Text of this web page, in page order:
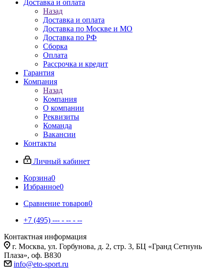
Доставка и оплата
Назад
Доставка и оплата
Доставка по Москве и МО
Доставка по РФ
Сборка
Оплата
Рассрочка и кредит
Гарантия
Компания
Назад
Компания
О компании
Реквизиты
Команда
Вакансии
Контакты
Личный кабинет
Корзина0
Избранное0
Сравнение товаров0
+7 (495) --- - -- - --
Контактная информация
г. Москва, ул. Горбунова, д. 2, стр. 3, БЦ «Гранд Сетнунь
Плаза», оф. В830
info@eto-sport.ru